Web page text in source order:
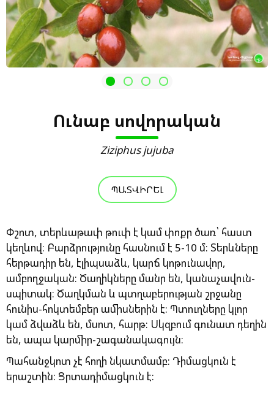
Ունաբ սովորական
Ziziphus jujuba
ՊԱՏՎԻՐԵԼ
Փշոտ, տերևաթափ թուփ է կամ փոքր ծառ՝ հաստ
կեղևով։ Բարձրությունը հասնում է 5-10 մ: Տերևները
հերթադիր են, էլիպսաձև, կարճ կոթունավոր,
ամբողջական։ Ծաղիկները մանր են, կանաչավուն-
սպիտակ։ Ծաղկման և պտղաբերության շրջանը
հունիս-հոկտեմբեր ամիսներին է: Պտուղները կլոր
կամ ձվաձև են, մսոտ, հարթ։ Սկզբում գունատ դեղին
են, ապա կարմիր-շագանակագույն։
Պահանջկոտ չէ հողի նկատմամբ: Դիմացկուն է
երաշտին: Ցրտադիմացկուն է: